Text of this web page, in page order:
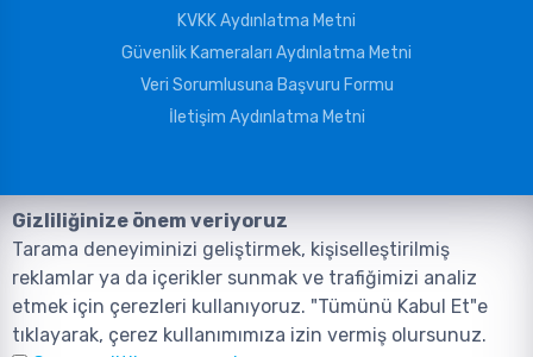
KVKK Aydınlatma Metni
Güvenlik Kameraları Aydınlatma Metni
Veri Sorumlusuna Başvuru Formu
İletişim Aydınlatma Metni
©2026, Tüm Hakları ANIL TELEKOMÜNİKASYON GÜVENLİK VE BİLİŞİM
Gizliliğinize önem veriyoruz
Tarama deneyiminizi geliştirmek, kişiselleştirilmiş
reklamlar ya da içerikler sunmak ve trafiğimizi analiz
etmek için çerezleri kullanıyoruz. "Tümünü Kabul Et"e
tıklayarak, çerez kullanımımıza izin vermiş olursunuz.